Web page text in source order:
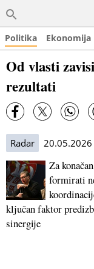
Politika Ekonomija
Od vlasti
rezultati
Radar
Za
formirati
ključan faktor
sinergije